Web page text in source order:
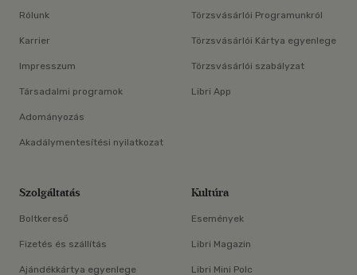
Rólunk
Karrier
Impresszum
Társadalmi programok
Adományozás
Akadálymentesítési nyilatkozat
Törzsvásárlói Programunkról
Törzsvásárlói Kártya egyenlege
Törzsvásárlói szabályzat
Libri App
Szolgáltatás
Boltkereső
Fizetés és szállítás
Ajándékkártya egyenlege
Kultúra
Események
Libri Magazin
Libri Mini Polc